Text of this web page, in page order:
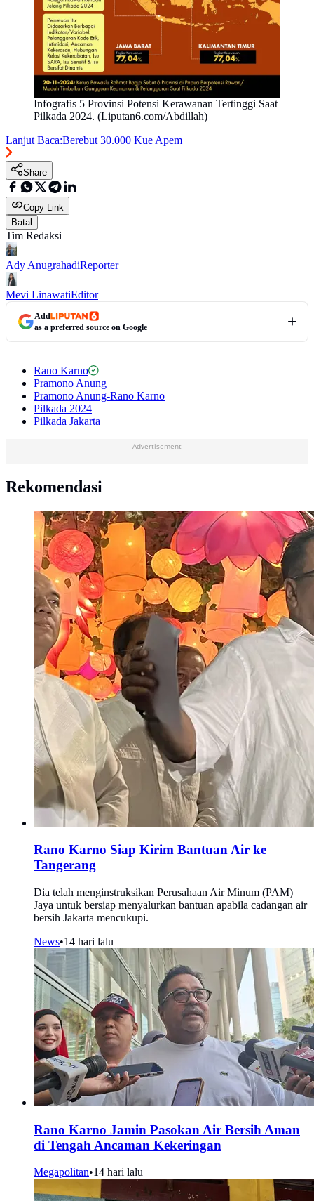
Infografis 5 Provinsi Potensi Kerawanan Tertinggi Saat
Pilkada 2024. (Liputan6.com/Abdillah)
Lanjut Baca:Berebut 30.000 Kue Apem
Share
Copy Link
Batal
Tim Redaksi
Ady AnugrahadiReporter
Mevi LinawatiEditor
Add
as a preferred source on Google
Rano Karno
Pramono Anung
Pramono Anung-Rano Karno
Pilkada 2024
Pilkada Jakarta
Advertisement
Rekomendasi
Rano Karno Siap Kirim Bantuan Air ke
Tangerang
Dia telah menginstruksikan Perusahaan Air Minum (PAM)
Jaya untuk bersiap menyalurkan bantuan apabila cadangan air
bersih Jakarta mencukupi.
News•14 hari lalu
Rano Karno Jamin Pasokan Air Bersih Aman
di Tengah Ancaman Kekeringan
Megapolitan•14 hari lalu